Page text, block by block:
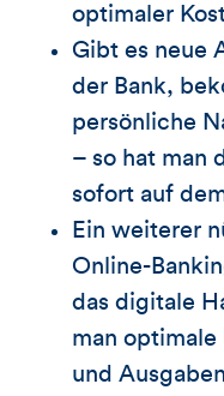
optimaler
Gibt es neue
der Bank,
persönliche
– so hat man
sofort auf
Ein weiterer
Online-
das digitale
man optimale
und